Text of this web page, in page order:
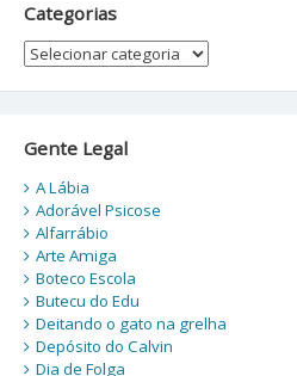
Categorias
Categorias
Gente Legal
A Lábia
Adorável Psicose
Alfarrábio
Arte Amiga
Boteco Escola
Butecu do Edu
Deitando o gato na grelha
Depósito do Calvin
Dia de Folga